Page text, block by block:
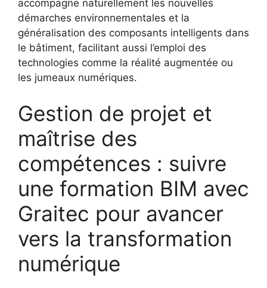
accompagne naturellement les nouvelles
démarches environnementales et la
généralisation des composants intelligents dans
le bâtiment, facilitant aussi l’emploi des
technologies comme la réalité augmentée ou
les jumeaux numériques.
Gestion de projet et
maîtrise des
compétences : suivre
une formation BIM avec
Graitec pour avancer
vers la transformation
numérique